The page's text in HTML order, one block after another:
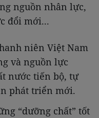
nguồn nhân lực,
đổi mới...
niên Việt Nam
và nguồn lực
nước tiến bộ, tự
phát triển mới.
“dưỡng chất” tốt